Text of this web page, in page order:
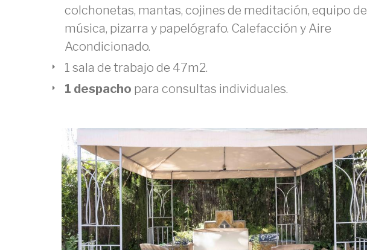
colchonetas, mantas, cojines de meditación, equipo de
música, pizarra y papelógrafo. Calefacción y Aire
Acondicionado.
1 sala de trabajo de 47m2.
1 despacho para consultas individuales.